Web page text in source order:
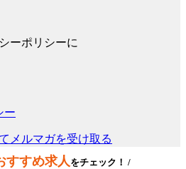
ーポリシーに
ー
すすめ求人をチェック！ /